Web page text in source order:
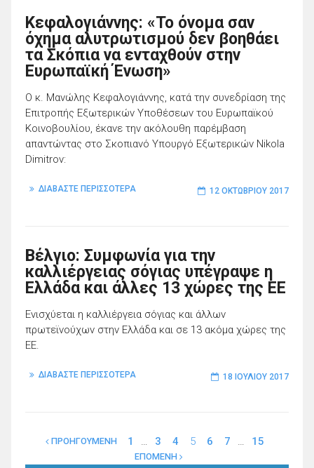
Κεφαλογιάννης: «Το όνομα σαν
όχημα αλυτρωτισμού δεν βοηθάει
τα Σκόπια να ενταχθούν στην
Ευρωπαϊκή Ένωση»
Ο κ. Μανώλης Κεφαλογιάννης, κατά την συνεδρίαση της
Επιτροπής Εξωτερικών Υποθέσεων του Ευρωπαϊκού
Κοινοβουλίου, έκανε την ακόλουθη παρέμβαση
απαντώντας στο Σκοπιανό Υπουργό Εξωτερικών Nikola
Dimitrov:
ΔΙΑΒΑΣΤΕ ΠΕΡΙΣΣΟΤΕΡΑ 12 ΟΚΤΩΒΡΊΟΥ 2017
Βέλγιο: Συμφωνία για την
καλλιέργειας σόγιας υπέγραψε η
Ελλάδα και άλλες 13 χώρες της ΕΕ
Ενισχύεται η καλλιέργεια σόγιας και άλλων
πρωτεϊνούχων στην Ελλάδα και σε 13 ακόμα χώρες της
ΕΕ.
ΔΙΑΒΑΣΤΕ ΠΕΡΙΣΣΟΤΕΡΑ 18 ΙΟΥΛΊΟΥ 2017
ΠΡΟΗΓΟΥΜΕΝΗ 1 3 4 5 6 7 15
ΕΠΟΜΕΝΗ